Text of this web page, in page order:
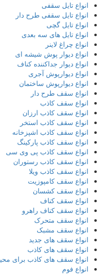
انواع تایل سقفی
انواع تایل سقفی طرح دار
انواع تایل گچی
انواع تایل های سه بعدی
انواع چراغ لاینر
انواع دیوار پوش شیشه ای
انواع دیوار جداکننده کناف
انواع دیوارپوش آجری
انواع دیوارپوش ساختمان
انواع سقف طرح دار
انواع سقف کاذب
انواع سقف کاذب ارزان
انواع سقف کاذب استخر
انواع سقف کاذب اشپزخانه
انواع سقف کاذب پارکینگ
انواع سقف کاذب پی وی سی
انواع سقف کاذب رستوران
انواع سقف کاذب ویلا
انواع سقف کامپوزیت
انواع سقف کشسان
انواع سقف کناف
انواع سقف کناف راهرو
انواع سقف متحرک
انواع سقف مشبک
انواع سقف های جدید
انواع سقف های کاذب
انواع سقف های کاذب برای
انواع فوم